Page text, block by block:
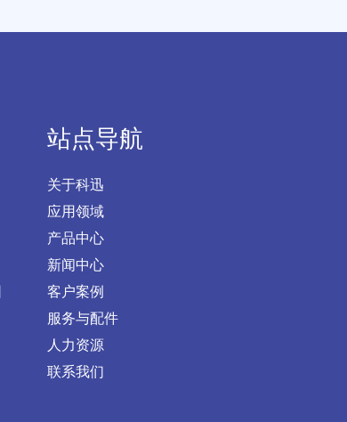
站点导航
关于科迅
应用领域
产品中心
新闻中心
客户案例
服务与配件
人力资源
联系我们